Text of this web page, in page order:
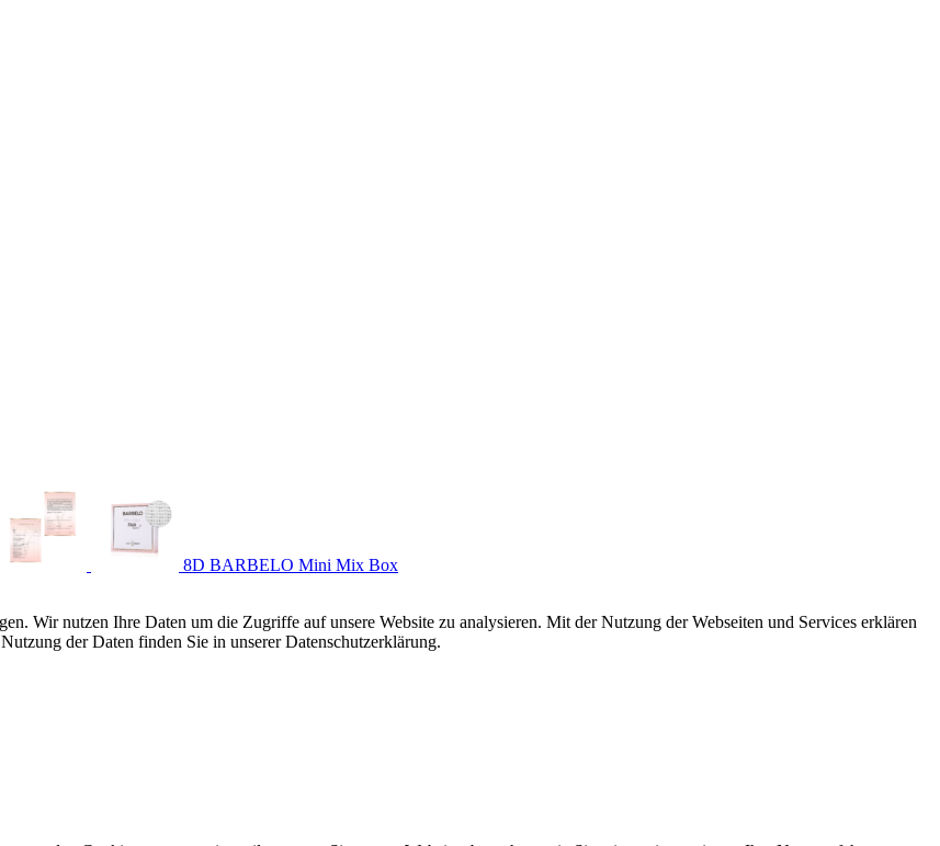
8D BARBELO Mini Mix Box
Wir nutzen Ihre Daten um die Zugriffe auf unsere Website zu analysieren. Mit der Nutzung der Webseiten und Services erklären
der Daten finden Sie in unserer Datenschutzerklärung.